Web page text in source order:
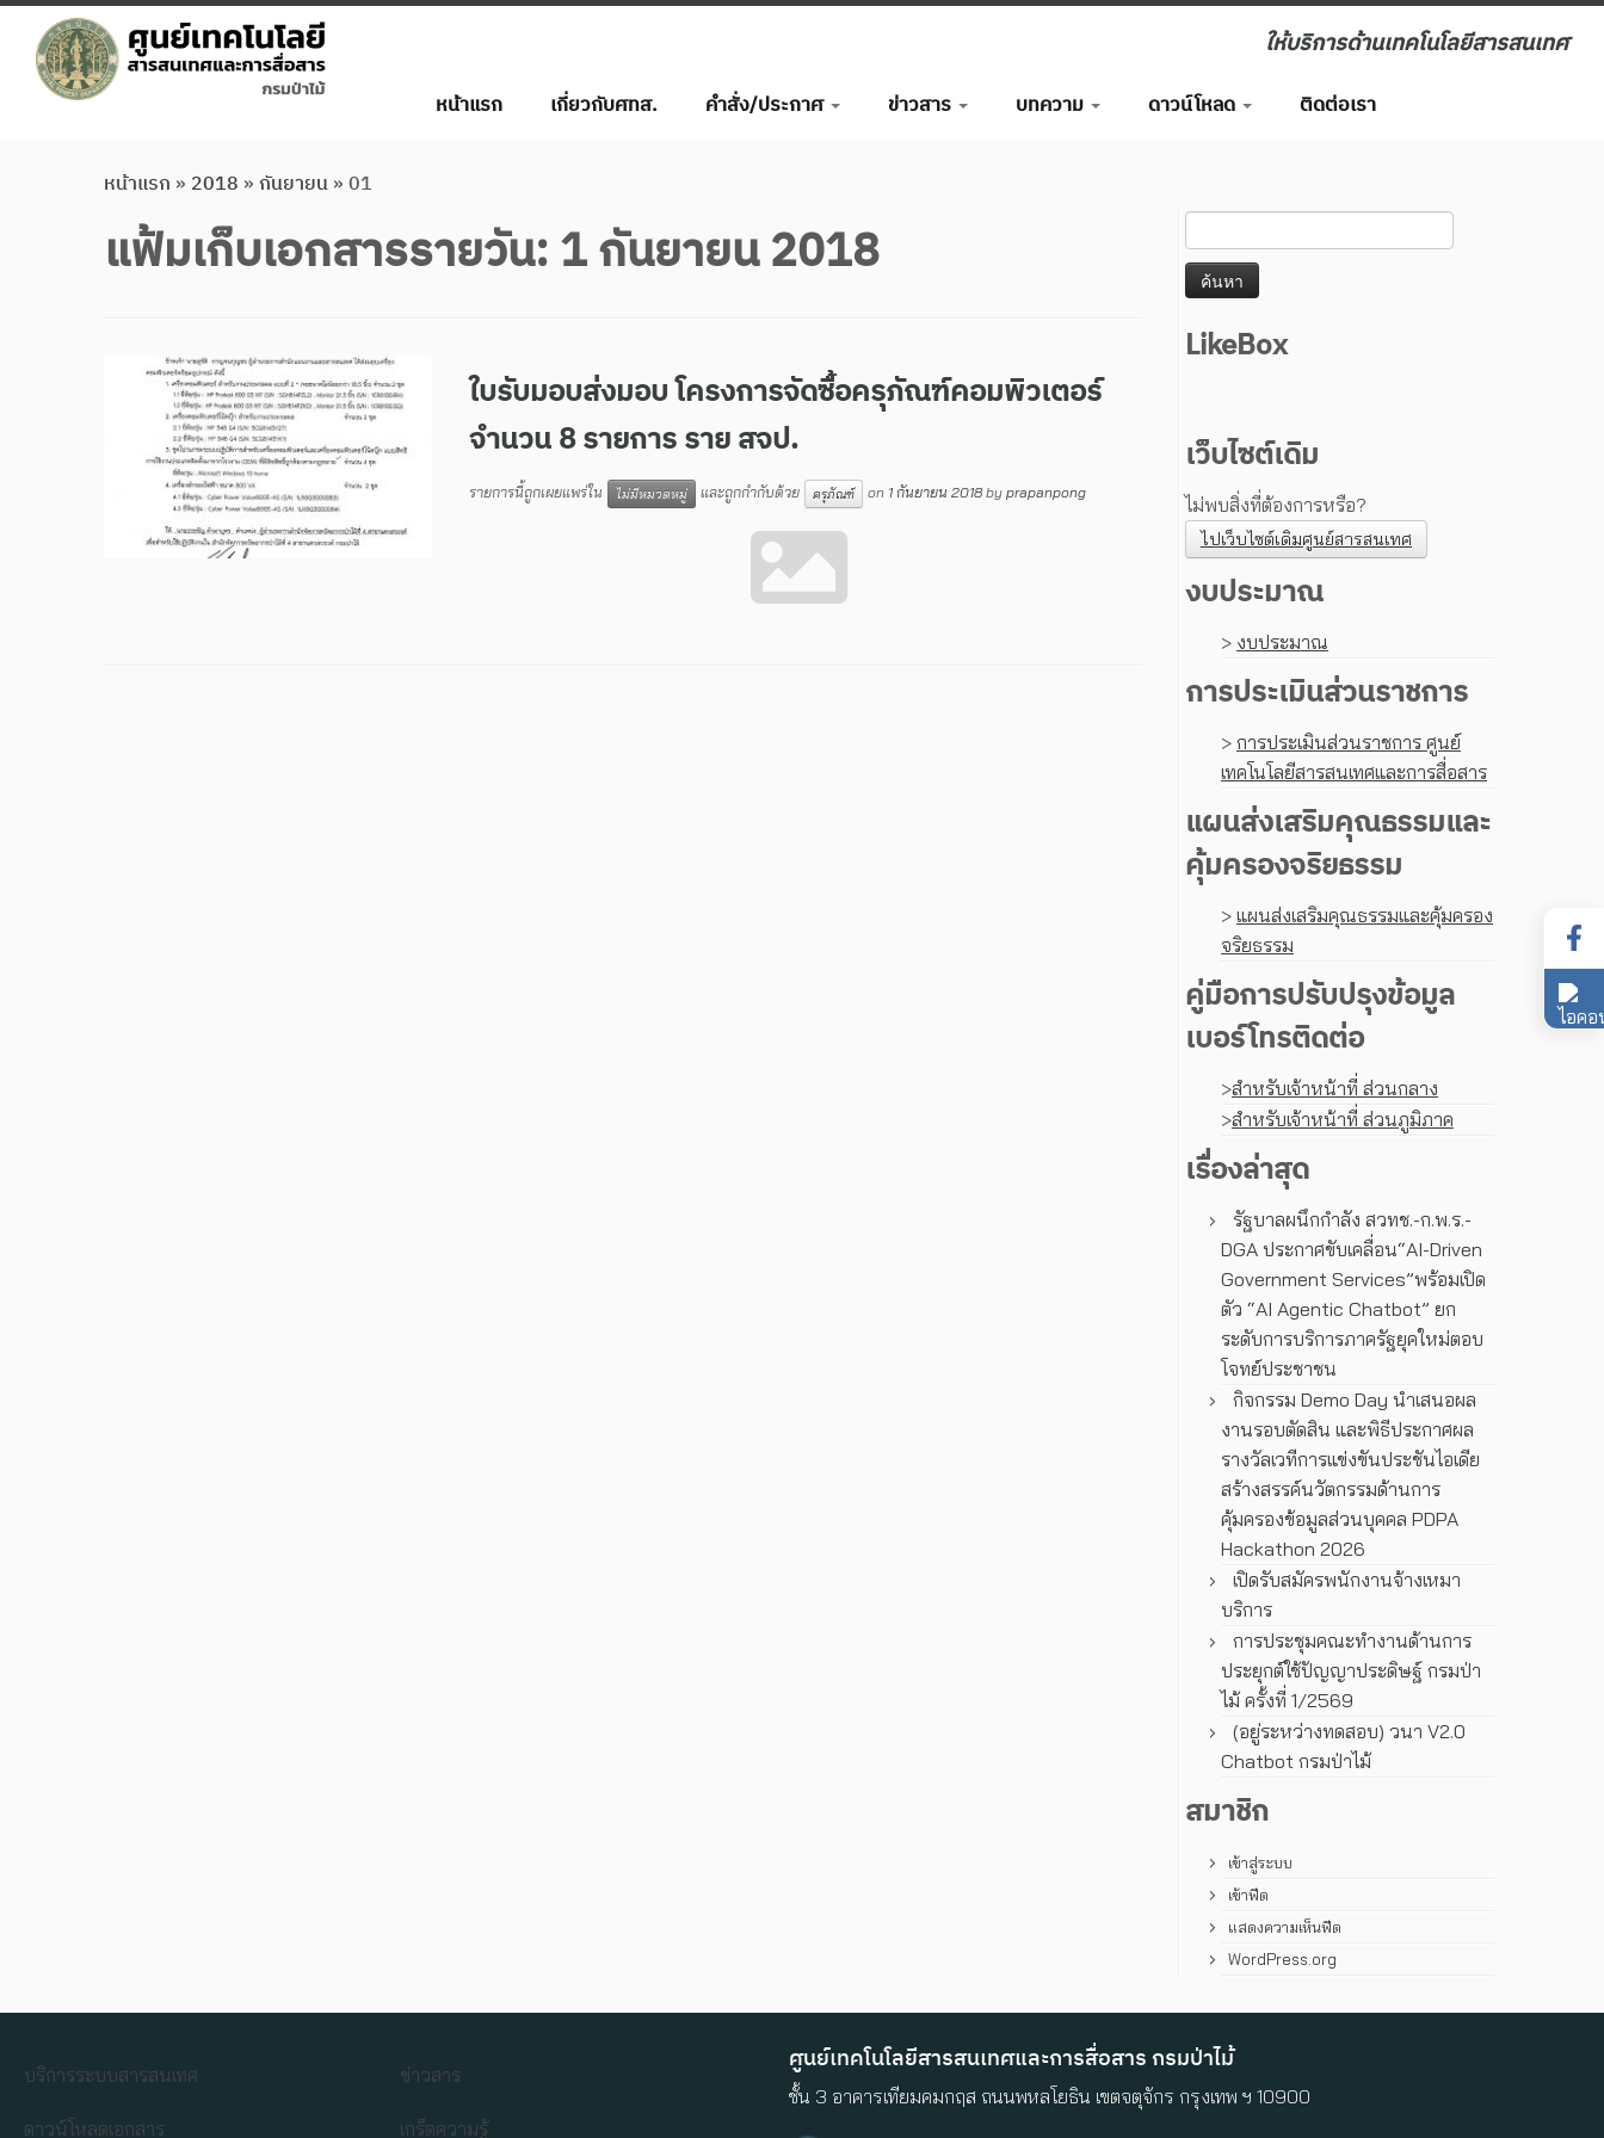
ให้บริการด้านเทคโนโลยีสารสนเทศ
หน้าแรก เกี่ยวกับศทส. คำสั่ง/ประกาศ ข่าวสาร บทความ ดาวน์โหลด ติดต่อเรา
หน้าแรก » 2018 »กันยายน»01
แฟ้มเก็บเอกสารรายวัน:1 กันยายน 2018
ใบรับมอบส่งมอบ โครงการจัดซื้อครุภัณฑ์คอมพิวเตอร์
จำนวน 8 รายการ ราย สจป.
รายการนี้ถูกเผยแพร่ใน ไม่มีหมวดหมู่ และถูกกำกับด้วย ครุภัณฑ์ on 1 กันยายน 2018 byprapanpong
LikeBox
เว็บไซต์เดิม
ไม่พบสิ่งที่ต้องการหรือ?
ไปเว็บไซต์เดิมศูนย์สารสนเทศ
งบประมาณ
> งบประมาณ
การประเมินส่วนราชการ
> การประเมินส่วนราชการ ศูนย์
เทคโนโลยีสารสนเทศและการสื่อสาร
แผนส่งเสริมคุณธรรมและ
คุ้มครองจริยธรรม
> แผนส่งเสริมคุณธรรมและคุ้มครอง
จริยธรรม
คู่มือการปรับปรุงข้อมูล
เบอร์โทรติดต่อ
>สำหรับเจ้าหน้าที่ ส่วนกลาง
>สำหรับเจ้าหน้าที่ ส่วนภูมิภาค
เรื่องล่าสุด
รัฐบาลผนึกกำลัง สวทช.-ก.พ.ร.-
DGA ประกาศขับเคลื่อน“AI-Driven
Government Services”พร้อมเปิด
ตัว “AI Agentic Chatbot” ยก
ระดับการบริการภาครัฐยุคใหม่ตอบ
โจทย์ประชาชน
กิจกรรม Demo Day นำเสนอผล
งานรอบตัดสิน และพิธีประกาศผล
รางวัลเวทีการแข่งขันประชันไอเดีย
สร้างสรรค์นวัตกรรมด้านการ
คุ้มครองข้อมูลส่วนบุคคล PDPA
Hackathon 2026
เปิดรับสมัครพนักงานจ้างเหมา
บริการ
การประชุมคณะทํางานด้านการ
ประยุกต์ใช้ปัญญาประดิษฐ์ กรมป่า
ไม้ ครั้งที่ 1/2569
(อยู่ระหว่างทดสอบ) วนา V2.0
Chatbot กรมป่าไม้
สมาชิก
เข้าสู่ระบบ
เข้าฟีด
แสดงความเห็นฟีด
WordPress.org
บริการระบบสารสนเทศ
ดาวน์โหลดเอกสาร
ข่าวสาร
เกร็ดความรู้
ศูนย์เทคโนโลยีสารสนเทศและการสื่อสาร กรมป่าไม้
ชั้น 3 อาคารเทียมคมกฤส ถนนพหลโยธิน เขตจตุจักร กรุงเทพ ฯ 10900